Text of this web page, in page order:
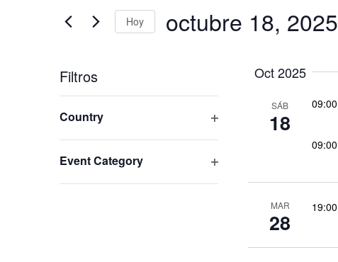
búsqueda
y
vistas
de
para
la
Hoy octubre 18, 2025
Filtros
cualquiera
de
las
del
Country Abrir filtro
Event Category Abrir filtro
Oct 2025
SÁB
18
09:00
09:00
MAR
28
19:00